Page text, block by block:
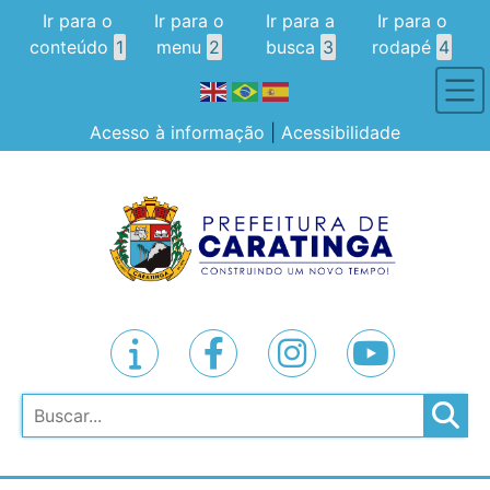
Ir para o
conteúdo 1
Ir para o
menu 2
Ir para a
busca 3
Ir para o
rodapé 4
Acesso à informação Acessibilidade
Pesquisar